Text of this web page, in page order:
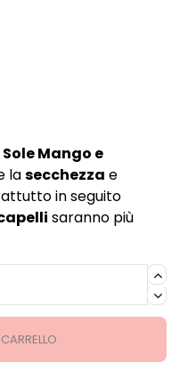
Mango e
lasecchezza e
in seguito
saranno più